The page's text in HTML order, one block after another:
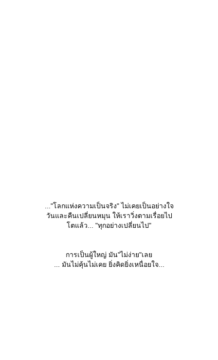
..."โลกแห่งความเป็นจริง" ไม่เคยเป็นอย่างใจ
วันและคืนเปลี่ยนหมุน ให้เราวิ่งตามเรื่อยไป
ตแล้ว... "ทุกอย่างเปลี่ยนไป"
การเป็นผู้ใหญ่ มัน"ไม่ง่าย"เล
... มันไม่คุ้นไม่เคย ยิ่งคิดยิ่งเหนื่อยใจ...